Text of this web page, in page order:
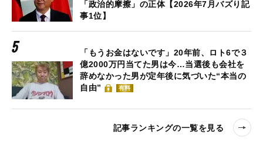
「政治的摩擦」の正体【2026年7月バズり記
事1位】
「もうお金はないです」20年前、ロト6で３
億2000万円当てた男は今…当選後も会社を
辞めなかった男が定年後に気づいた“本当の
自由”
有料
記事ランキングの一覧を見る